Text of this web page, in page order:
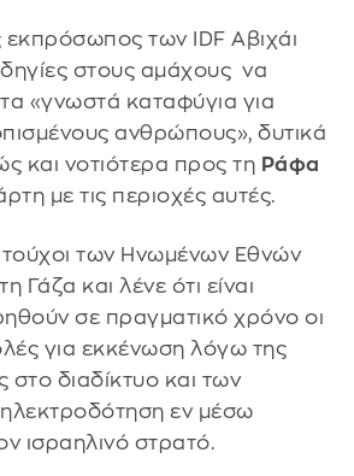
των IDF Αβιχάι
στους αμάχους να
«γνωστά καταφύγια για
ανθρώπους», δυτικά
και νοτιότερα προς τη Ράφα
με τις περιοχές αυτές.
των Ηνωμένων Εθνών
Γάζα και λένε ότι είναι
σε πραγματικό χρόνο οι
για εκκένωση λόγω της
στο διαδίκτυο και των
εν μέσω
ισραηλινό στρατό.